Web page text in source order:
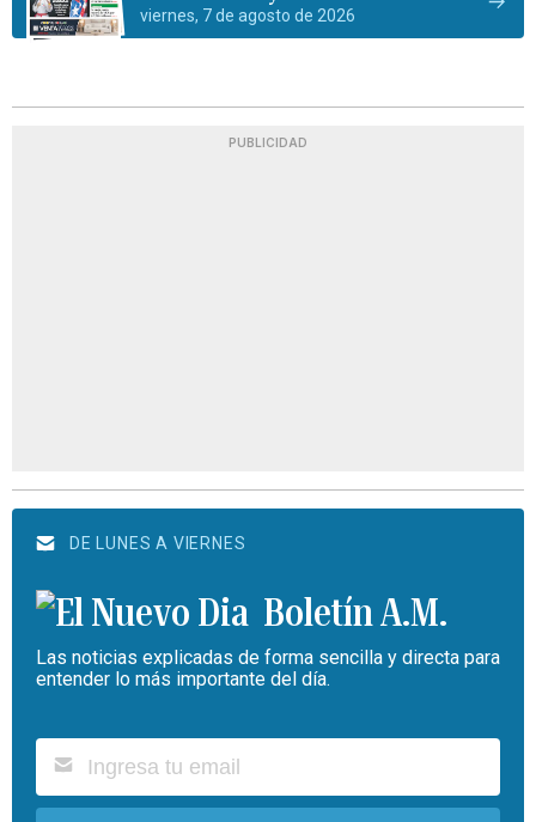
viernes, 7 de agosto de 2026
PUBLICIDAD
DE LUNES A VIERNES
Boletín A.M.
Las noticias explicadas de forma sencilla y directa para
entender lo más importante del día.